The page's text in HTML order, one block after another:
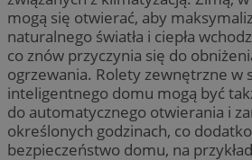
mogą się otwierać, aby
naturalnego światła i ciepła
co znów przyczynia się do
ogrzewania. Rolety zewnętrzne w
inteligentnego domu mogą być
do automatycznego otwierania i
określonych godzinach, co
bezpieczeństwo domu, na